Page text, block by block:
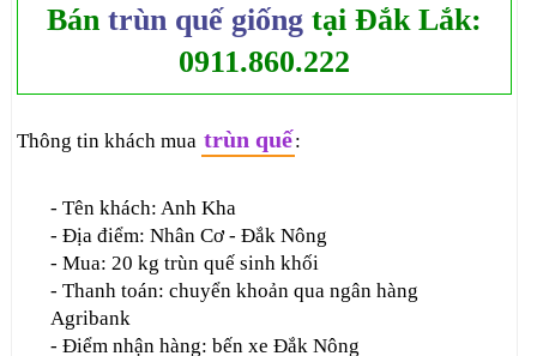
Bántrùn quế giống tại Đắk Lắk:
0911.860.222
Thông tin khách mua trùn quế:
- Tên khách: Anh Kha
- Địa điểm: Nhân Cơ - Đắk Nông
- Mua: 20 kg trùn quế sinh khối
- Thanh toán: chuyển khoản qua ngân hàng
Agribank
- Điểm nhận hàng: bến xe Đắk Nông